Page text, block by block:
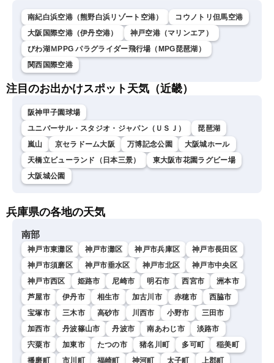
南紀白浜空港（熊野白浜リゾート空港）
コウノトリ但馬空港
大阪国際空港（伊丹空港）
神戸空港（マリンエア）
びわ湖ＭPPG パラグライダー飛行場（MPG琵琶湖）
関西国際空港
注目のお出かけスポット天気（近畿）
阪神甲子園球場
ユニバーサル・スタジオ・ジャパン（ＵＳＪ）
琵琶湖
嵐山
京セラドーム大阪 万博記念公園
大阪城ホール
天橋立ビューランド（日本三景）
東大阪市花園ラグビー場
大阪城公園
兵庫県の各地の天気
南部
神戸市東灘区 神戸市灘区 神戸市兵庫区
神戸市長田区
神戸市須磨区
神戸市垂水区 神戸市北区
神戸市中央区
神戸市西区
姫路市 尼崎市 明石市 西宮市
洲本市
芦屋市
伊丹市 相生市 加古川市 赤穂市
西脇市
宝塚市
三木市 高砂市 川西市 小野市
三田市
加西市
丹波篠山市 丹波市 南あわじ市
淡路市
宍粟市
加東市 たつの市 猪名川町 多可町
稲美町
播磨町
市川町 福崎町 神河町 太子町 上郡町